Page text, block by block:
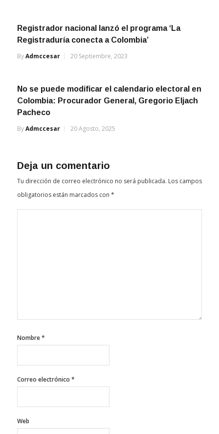
Registrador nacional lanzó el programa ‘La
Registraduría conecta a Colombia’
ByAdmccesar 20 Septiembre, 2023
No se puede modificar el calendario electoral en
Colombia: Procurador General, Gregorio Eljach
Pacheco
ByAdmccesar 20 Agosto, 2025
Deja un comentario
Tu dirección de correo electrónico no será publicada. Los campos
obligatorios están marcados con *
Nombre*
Correo electrónico *
Web